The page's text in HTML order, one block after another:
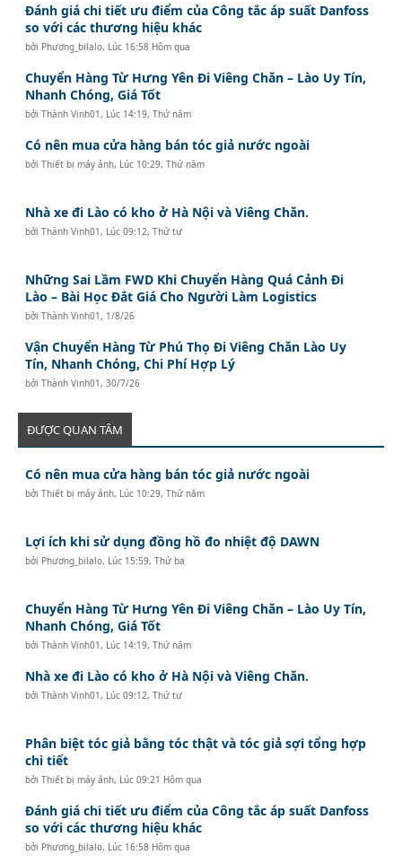
Email:Lghp@legend-shipping.com
Đánh giá chi tiết ưu điểm của Công tắc áp suất Danfoss
so với các thương hiệu khác
bởi Phương_bilalo, Lúc 16:58 Hôm qua
Chuyển Hàng Từ Hưng Yên Đi Viêng Chăn – Lào Uy Tín,
Nhanh Chóng, Giá Tốt
bởiThành Vinh01 , Lúc 14:19, Thứ năm
Có nên mua cửa hàng bán tóc giả nước ngoài
bởiThiết bị máy ảnh, Lúc 10:29, Thứ năm
Nhà xe đi Lào có kho ở Hà Nội và Viêng Chăn.
bởiThành Vinh01 , Lúc 09:12, Thứ tư
Những Sai Lầm FWD Khi Chuyển Hàng Quá Cảnh Đi
Lào – Bài Học Đắt Giá Cho Người Làm Logistics
bởiThành Vinh01 , 1/8/26
Vận Chuyển Hàng Từ Phú Thọ Đi Viêng Chăn Lào Uy
Tín, Nhanh Chóng, Chi Phí Hợp Lý
bởiThành Vinh01 ,30/7/26
ĐƯỢC QUAN TÂM
Có nên mua cửa hàng bán tóc giả nước ngoài
bởiThiết bị máy ảnh, Lúc 10:29, Thứ năm
Lợi ích khi sử dụng đồng hồ đo nhiệt độ DAWN
bởi Phương_bilalo, Lúc 15:59, Thứ ba
Chuyển Hàng Từ Hưng Yên Đi Viêng Chăn – Lào Uy Tín,
Nhanh Chóng, Giá Tốt
bởiThành Vinh01 , Lúc 14:19, Thứ năm
Nhà xe đi Lào có kho ở Hà Nội và Viêng Chăn.
bởiThành Vinh01 , Lúc 09:12, Thứ tư
Phân biệt tóc giả bằng tóc thật và tóc giả sợi tổng hợp
chi tiết
bởiThiết bị máy ảnh, Lúc 09:21 Hôm qua
Đánh giá chi tiết ưu điểm của Công tắc áp suất Danfoss
so với các thương hiệu khác
bởi Phương_bilalo, Lúc 16:58 Hôm qua